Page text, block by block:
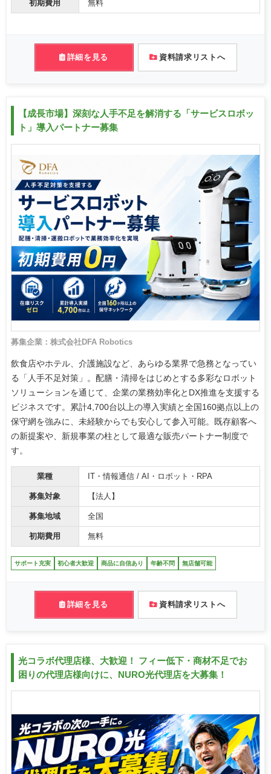
初期費用 無料
詳細を見る 資料請求リストへ
【成長市場】深刻な人手不足を解消する「サービスロボッ
ト」導入パートナー募集
募集企業：株式会社DFA Robotics
飲食店やホテル、介護施設など、あらゆる業界で急務となってい
る「人手不足対策」。配膳・清掃をはじめとする多彩なロボット
ソリューションを通じて、企業の業務効率化とDX推進を支援する
ビジネスです。累計4,700台以上の導入実績と全国160拠点以上の
保守網を強みに、未経験からでも安心して参入可能。既存顧客へ
の新提案や、新規事業の柱として最適な販売パートナー制度で
す。
業種 IT・情報通信 / AI・ロボット・RPA
募集対象 【法人】
募集地域 全国
初期費用 無料
サポート充実 初心者大歓迎 商品に自信あり 年齢不問 無店舗可能
詳細を見る 資料請求リストへ
光コラボ代理店様、大歓迎！ フィー低下・商材不足でお
困りの代理店様向けに、NURO光代理店を大募集！